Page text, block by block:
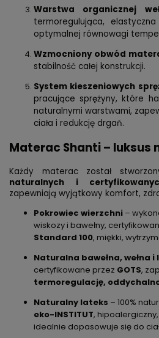
Warstwa organicznej
termoregulująca,
optymalnej równowagi
Wzmocniony obwód
stabilność całej konstrukcji.
System kieszeniowych
pracujące sprężyny, które
naturalnymi warstwami,
ciała i redukcję drgań.
Materac Shanti – luksus
Każdy materac został
naturalnych i
zapewniają wyjątkowy komfort,
Pokrowiec wierzchni –
wiskozy i bawełny,
Standard 100, miękki,
Naturalna bawełna, wełna i
certyfikowane przez GOTS,
termoregulację,
Naturalny lateks – 100%
eko-INSTITUT,
idealnie dopasowuje się do